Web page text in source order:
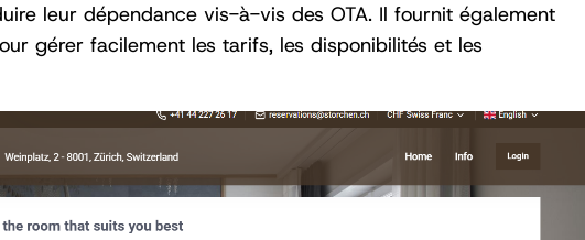
leur dépendance vis-à-vis des OTA. Il fournit également
gérer facilement les tarifs, les disponibilités et les